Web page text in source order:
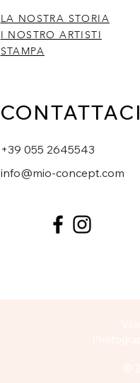
LA NOSTRA STORIA
I NOSTRO ARTISTI
STAMPA
CONTATTACI
+39 055 2645543
info@mio-concept.com